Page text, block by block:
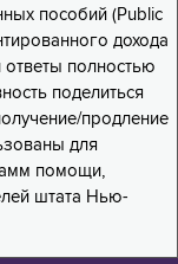
пособий (Public
дохода
ответы полностью
поделиться
продление
для
помощи,
штата Нью-